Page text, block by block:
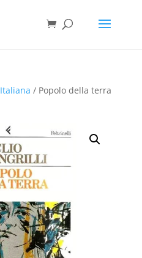
Italiana / Popolo della terra